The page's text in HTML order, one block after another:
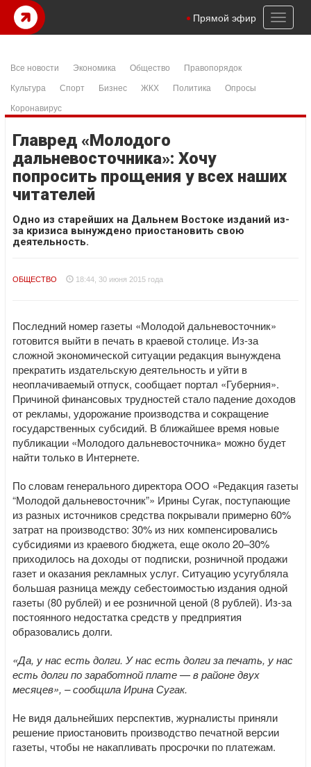
Toggle
Прямой эфир
Все новости Экономика Общество
Правопорядок
Культура
Спорт Бизнес ЖКХ Политика
Опросы
Коронавирус
Главред «Молодого
дальневосточника»: Хочу
попросить прощения у всех наших
читателей
Одно из старейших на Дальнем Востоке изданий из-
за кризиса вынуждено приостановить свою
деятельность.
ОБЩЕСТВО 18:44, 30 июня 2015 года
Последний номер газеты «Молодой дальневосточник»
готовится выйти в печать в краевой столице. Из-за
сложной экономической ситуации редакция вынуждена
прекратить издательскую деятельность и уйти в
неоплачиваемый отпуск, сообщает портал «Губерния».
Причиной финансовых трудностей стало падение доходов
от рекламы, удорожание производства и сокращение
государственных субсидий. В ближайшее время новые
публикации «Молодого дальневосточника» можно будет
найти только в Интернете.
По словам генерального директора ООО «Редакция газеты
“Молодой дальневосточник”» Ирины Сугак, поступающие
из разных источников средства покрывали примерно 60%
затрат на производство: 30% из них компенсировались
субсидиями из краевого бюджета, еще около 20–30%
приходилось на доходы от подписки, розничной продажи
газет и оказания рекламных услуг. Ситуацию усугубляла
большая разница между себестоимостью издания одной
газеты (80 рублей) и ее розничной ценой (8 рублей). Из-за
постоянного недостатка средств у предприятия
образовались долги.
«Да, у нас есть долги. У нас есть долги за печать, у нас
есть долги по заработной плате — в районе двух
месяцев», – сообщила Ирина Сугак.
Не видя дальнейших перспектив, журналисты приняли
решение приостановить производство печатной версии
газеты, чтобы не накапливать просрочки по платежам.